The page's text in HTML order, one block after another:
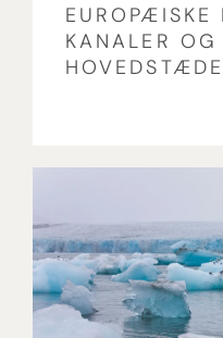
EUROPÆISKE
KANALER